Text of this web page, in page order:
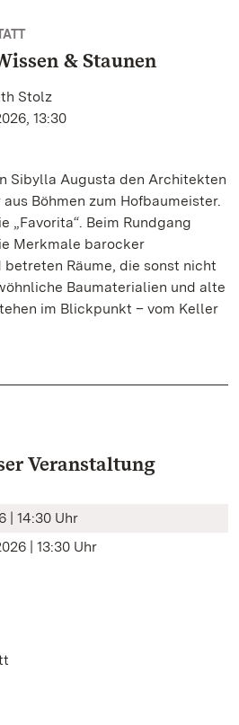
& Staunen
Stolz
13:30
Sibylla Augusta den Architekten
Böhmen zum Hofbaumeister.
„Favorita“. Beim Rundgang
Merkmale barocker
Räume, die sonst nicht
Baumaterialien und alte
im Blickpunkt – vom Keller
Veranstaltung
| 14:30 Uhr
| 13:30 Uhr